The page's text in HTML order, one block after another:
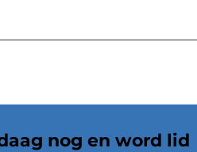
nog en word lid